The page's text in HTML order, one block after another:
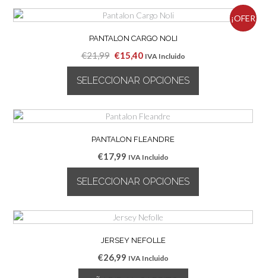
¡OFER
PANTALON CARGO NOLI
€21,99 El
precio
original
era:
€21,99.
€15,40El
precio
actual
es:
€15,40.
IVA Incluido
SELECCIONAR OPCIONES
producto
tiene
múltiples
Las
opciones
se
elegir
en
la
de
PANTALON FLEANDRE
€17,99 IVA Incluido
SELECCIONAR OPCIONES
producto
tiene
múltiples
Las
JERSEY NEFOLLE
€26,99 IVA Incluido